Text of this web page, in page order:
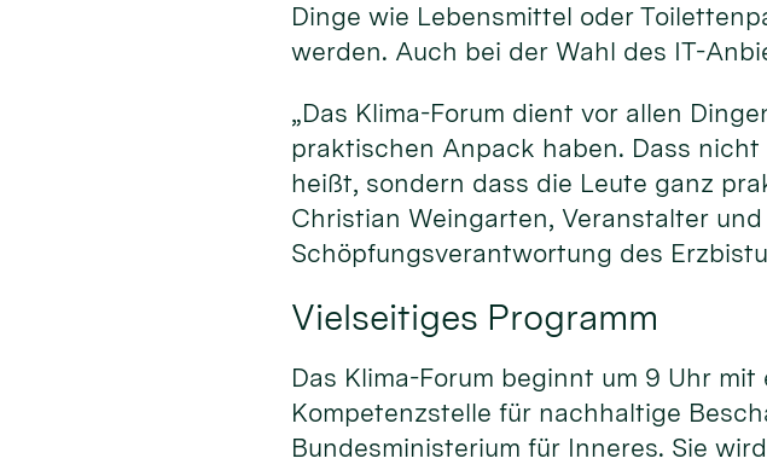
Dinge wie Lebensmittel oder
werden. Auch bei der Wahl des IT-
„Das Klima-Forum dient vor allen
praktischen Anpack haben. Dass
heißt, sondern dass die Leute ganz
Christian Weingarten, Veranstalter
Schöpfungsverantwortung des
Vielseitiges Programm
Das Klima-Forum beginnt um 9 Uhr
Kompetenzstelle für nachhaltige
Bundesministerium für Inneres. Sie